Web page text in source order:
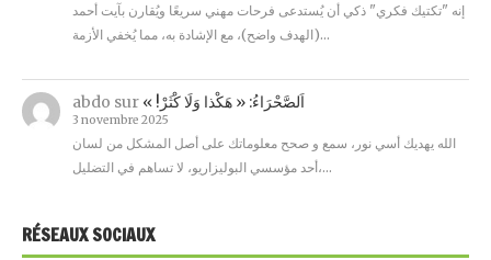
إنه "تكتيك فكري" ذكي أن يُستدعى فرحات مهني سريعًا ويُقارن بآيت أحمد
(الهدف واضح)، مع الإشادة به، مما يُخفي الأزمة…
abdo sur « !اَلصَّحْرَاءُ: « هَكْذا وَلَا كْثَرْ
3 novembre 2025
الله يهديك أسي نور، سمع و صحح معلوماتك على أصل المشكل من لسان
أحد مؤسسي البوليزاريو، لا تساهم في التضليل،…
RÉSEAUX SOCIAUX